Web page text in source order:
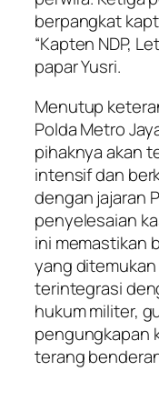
berpangkat
“Kapten NDP,
papar Yusri.
Menutup
Polda Metro
pihaknya akan
intensif dan
dengan jajaran
penyelesaian
ini memastikan
yang
terintegrasi
hukum militer,
pengungkapan
terang